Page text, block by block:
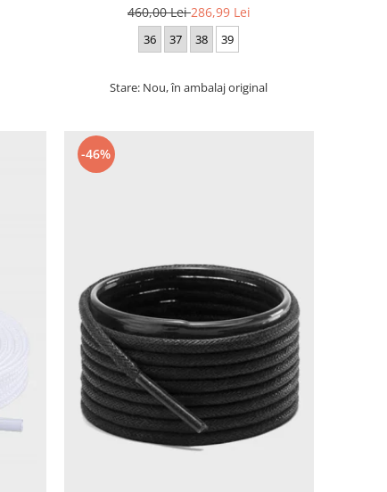
460,00 Lei286,99 Lei
36 37 38 39
Stare: Nou, în ambalaj original
-46%